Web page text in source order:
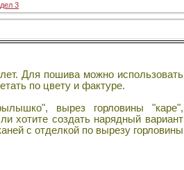
3
Для пошива можно использовать
по цвету и фактуре.
вырез горловины "каре",
хотите создать нарядный вариант
с отделкой по вырезу горловины